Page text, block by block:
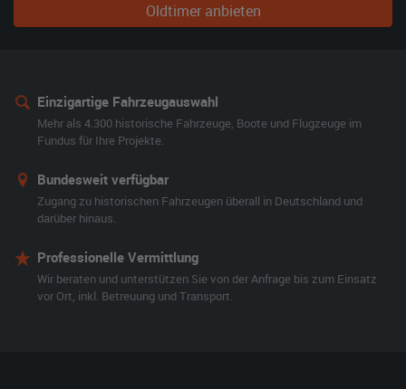
Oldtimer anbieten
Einzigartige Fahrzeugauswahl
Mehr als 4.300 historische Fahrzeuge, Boote und Flugzeuge im
Fundus für Ihre Projekte.
Bundesweit verfügbar
Zugang zu historischen Fahrzeugen überall in Deutschland und
darüber hinaus.
Professionelle Vermittlung
Wir beraten und unterstützen Sie von der Anfrage bis zum Einsatz
vor Ort, inkl. Betreuung und Transport.